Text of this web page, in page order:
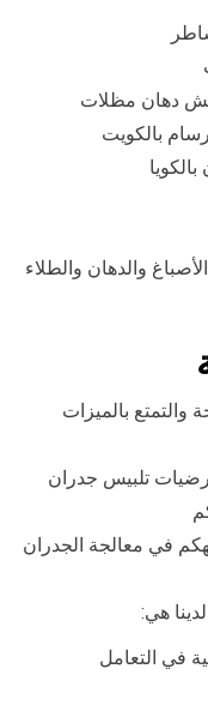
دهان مظلات
بالكويت
والدهان والطلاء
والتمتع بالميزات
تلبيس جدران
في معالجة الجدران
هي:
في التعامل